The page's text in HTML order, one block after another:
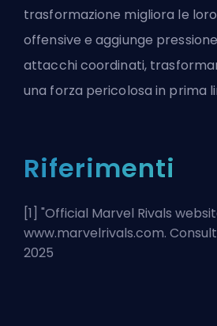
trasformazione migliora le
offensive e aggiunge
attacchi coordinati,
una forza pericolosa in prima
Riferimenti
[1] "Official Marvel Rivals
www.marvelrivals.com.
2025